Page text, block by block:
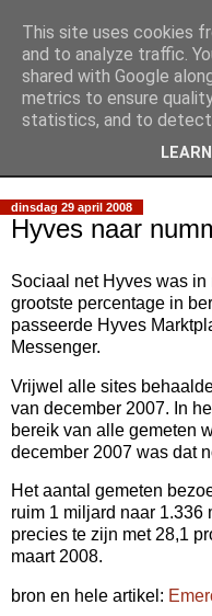
Slimpie
Weblog van Walter
dinsdag 29 april 2008
Hyves naar
Sociaal net Hyves was
grootste percentage in
passeerde Hyves
Messenger.
Vrijwel alle sites
van december 2007. In
bereik van alle gemeten
december 2007 was dat
Het aantal gemeten
ruim 1 miljard naar
precies te zijn met 28,1
maart 2008.
bron en hele artikel:
This site uses cookies
and to analyze traffic.
shared with Google
metrics to ensure
statistics, and to detect